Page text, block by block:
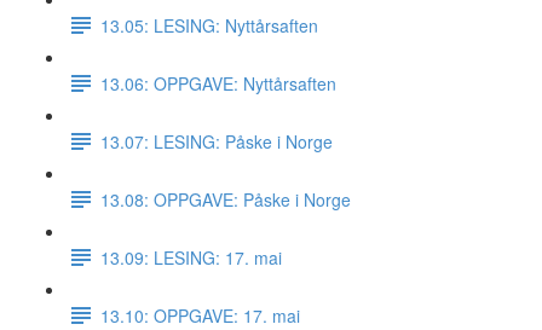
13.05: LESING: Nyttårsaften
13.06: OPPGAVE: Nyttårsaften
13.07: LESING: Påske i Norge
13.08: OPPGAVE: Påske i Norge
13.09: LESING: 17. mai
13.10: OPPGAVE: 17. mai